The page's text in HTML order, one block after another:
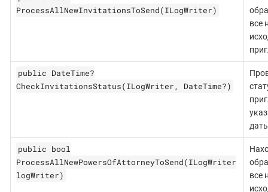
ProcessAllNewInvitationsToSend(ILogWriter)
все
public DateTime?
CheckInvitationsStatus(ILogWriter, DateTime?)
public bool
ProcessAllNewPowersOfAttorneyToSend(ILogWriter
logWriter)
все